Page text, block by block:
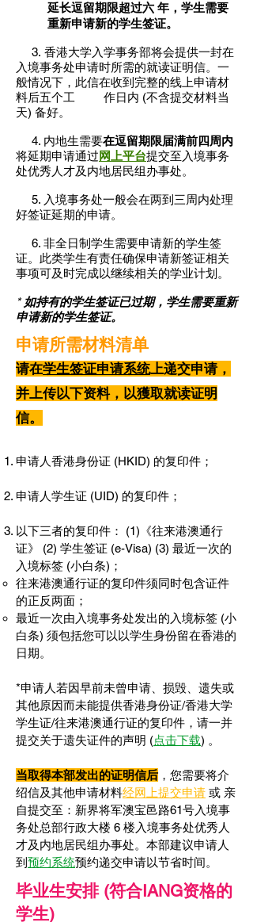
延长逗留期限超过六 年，学生需要
重新申请新的学生签证。
3. 香港大学入学事务部将会提供一封在
入境事务处申请时所需的就读证明信。一
般情况下，此信在收到完整的线上申请材
料后五个工
作日内 (不含提交材料当
天) 备好。
4. 内地生需要在逗留期限届满前四周内
将延期申请通过 网上平台提交至入境事务
处优秀人才及内地居民组办事处。
5. 入境事务处一般会在两到三周内处理
好签证延期的申请。
6. 非全日制学生需要申请新的学生签
证。此类学生有责任确保申请新签证相关
事项可及时完成以继续相关的学业计划。
*如持有的学生签证已过期，学生需要重新
申请新的学生签证。
申请所需材料清单
请在学生签证申请系统上递交申请，
并上传以下资料，以獲取就读证明
信。
申请人香港身份证 (HKID) 的复印件；
申请人学生证 (UID) 的复印件；
以下三者的复印件： (1)《往来港澳通行
证》 (2) 学生签证 (e-Visa) (3) 最近一次的
入境标签 (小白条)；
往来港澳通行证的复印件须同时包含证件
的正反两面；
最近一次由入境事务处发出的 入境标签 (小
白条) 须包括您可以以学生身份留在香港的
日期。
*申请人若因早前未曾申请、损毁、遗失或
其他原因而未能提供香港身份证/香港大学
学生证/往来港澳通行证的复印件，请一并
提交关于遗失证件的声明 (点击下载) 。
当取得本部发出的证明信后 ，您需要将介
绍信及其他申请材料经网上提交申请 或 亲
自提交至：新界将军澳宝邑路61号入境事
务处总部行政大楼 6 楼入境事务处优秀人
才及内地居民组办事处。本部建议申请人
到 预约系统预约递交申请以节省时间。
毕业生安排 (符合IANG资格的
学生)